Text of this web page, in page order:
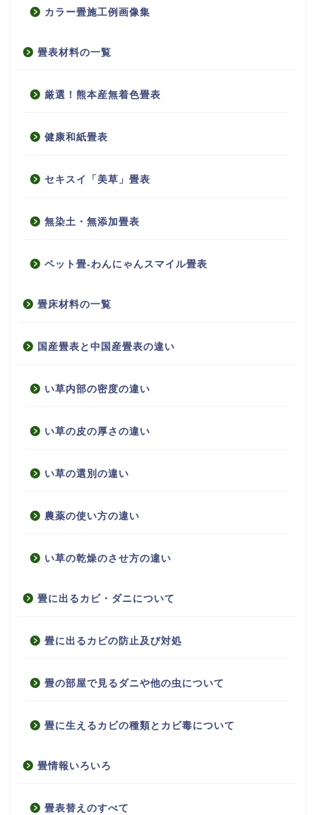
カラー畳施工例画像集
畳表材料の一覧
厳選！熊本産無着色畳表
健康和紙畳表
セキスイ「美草」畳表
無染土・無添加畳表
ペット畳-わんにゃんスマイル畳表
畳床材料の一覧
国産畳表と中国産畳表の違い
い草内部の密度の違い
い草の皮の厚さの違い
い草の選別の違い
農薬の使い方の違い
い草の乾燥のさせ方の違い
畳に出るカビ・ダニについて
畳に出るカビの防止及び対処
畳の部屋で見るダニや他の虫について
畳に生えるカビの種類とカビ毒について
畳情報いろいろ
畳表替えのすべて